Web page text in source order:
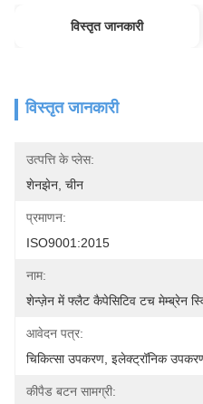
विस्तृत जानकारी
विस्तृत जानकारी
उत्पत्ति के प्लेस:
शेनझेन, चीन
प्रमाणन:
ISO9001:2015
नाम:
शेन्ज़ेन में फ्लैट कैपेसिटिव टच मेम्ब्रेन
आवेदन पत्र:
चिकित्सा उपकरण, इलेक्ट्रॉनिक
कीपैड बटन सामग्री: